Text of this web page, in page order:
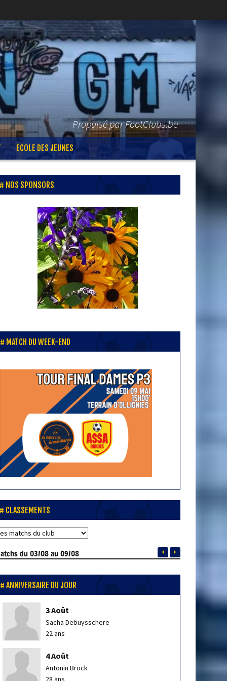
Propulsé par FootClubs.be
ECOLE DES JEUNES
NOS SPONSORS
MATCH DU WEEK-END
CLASSEMENTS
du 03/08 au 09/08
ANNIVERSAIRE DU JOUR
3 Août
Sacha Debuysschere
22 ans
4 Août
Antonin Brock
28 ans